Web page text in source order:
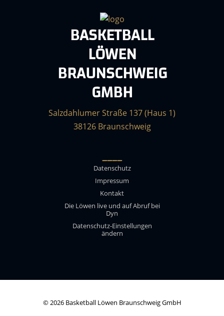
BASKETBALL
LÖWEN
BRAUNSCHWEIG
GMBH
Salzdahlumer Straße 137 (Haus 1)
38126 Braunschweig
____
Datenschutz
Impressum
Kontakt
Die Löwen live und auf Abruf bei
Dyn
Datenschutz-Einstellungen
ändern
© 2026 Basketball Löwen Braunschweig GmbH